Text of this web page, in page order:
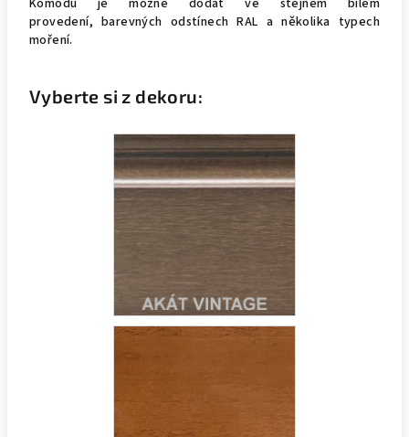
Komodu je možné dodat ve stejném bílém
provedení, barevných odstínech RAL a několika typech
moření.
Vyberte si z dekoru: